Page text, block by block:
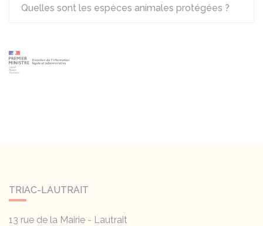
Quelles sont les espèces animales protégées ?
TRIAC-LAUTRAIT
13 rue de la Mairie - Lautrait